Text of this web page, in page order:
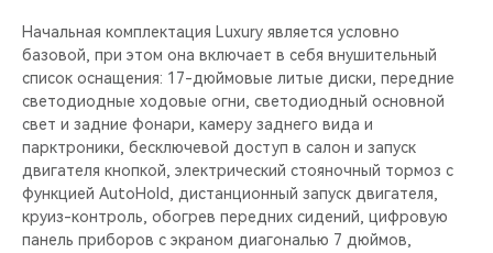
CHERY ДЛЯ ДЕТЕЙ
Начальная комплектация Luxury является условно
базовой, при этом она включает в себя внушительный
список оснащения: 17-дюймовые литые диски, передние
светодиодные ходовые огни, светодиодный основной
свет и задние фонари, камеру заднего вида и
парктроники, бесключевой доступ в салон и запуск
двигателя кнопкой, электрический стояночный тормоз с
функцией AutoHold, дистанционный запуск двигателя,
круиз-контроль, обогрев передних сидений, цифровую
панель приборов с экраном диагональю 7 дюймов,